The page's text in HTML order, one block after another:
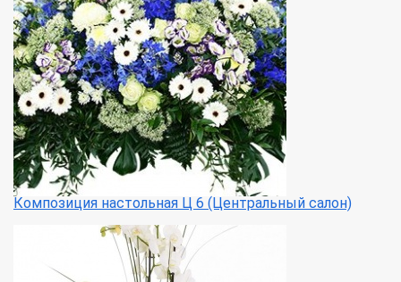
Композиция настольная Ц 6 (Центральный салон)